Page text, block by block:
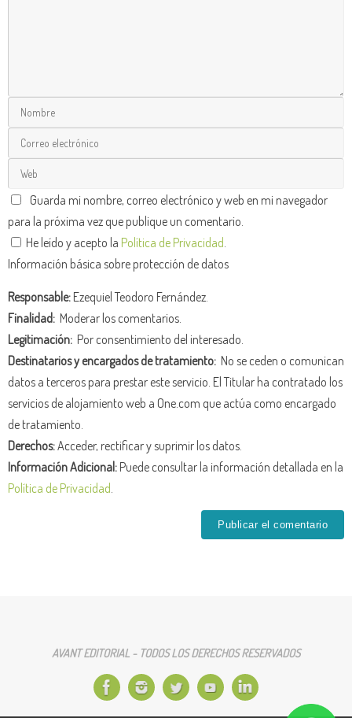
Guarda mi nombre, correo electrónico y web en mi navegador
para la próxima vez que publique un comentario.
He leído y acepto la Política de Privacidad.
Información básica sobre protección de datos
Responsable:Ezequiel Teodoro Fernández.
Finalidad: Moderar los comentarios.
Legitimación: Por consentimiento del interesado.
Destinatarios y encargados de tratamiento: No se ceden o comunican
datos a terceros para prestar este servicio. El Titular ha contratado los
servicios de alojamiento web a One.com que actúa como encargado
de tratamiento.
Derechos:Acceder, rectificar y suprimir los datos.
Información Adicional:Puede consultar la información detallada en la
Política de Privacidad.
AVANT EDITORIAL - TODOS LOS DERECHOS RESERVADOS